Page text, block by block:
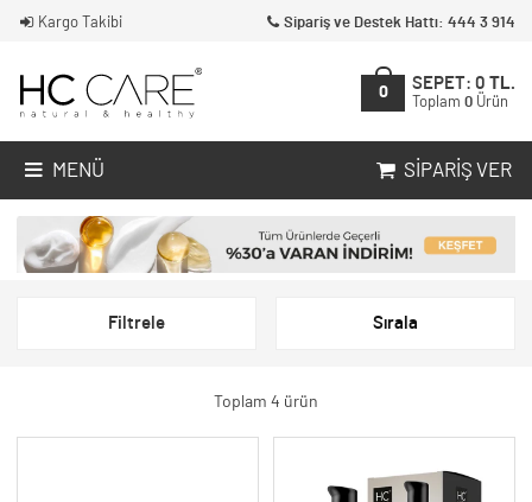
Kargo Takibi Sipariş ve Destek Hattı: 444 3 914
0
SEPET: 0 TL.
Toplam 0 Ürün
MENÜ SIPARIŞ VER
Filtrele Sırala
Toplam 4 ürün